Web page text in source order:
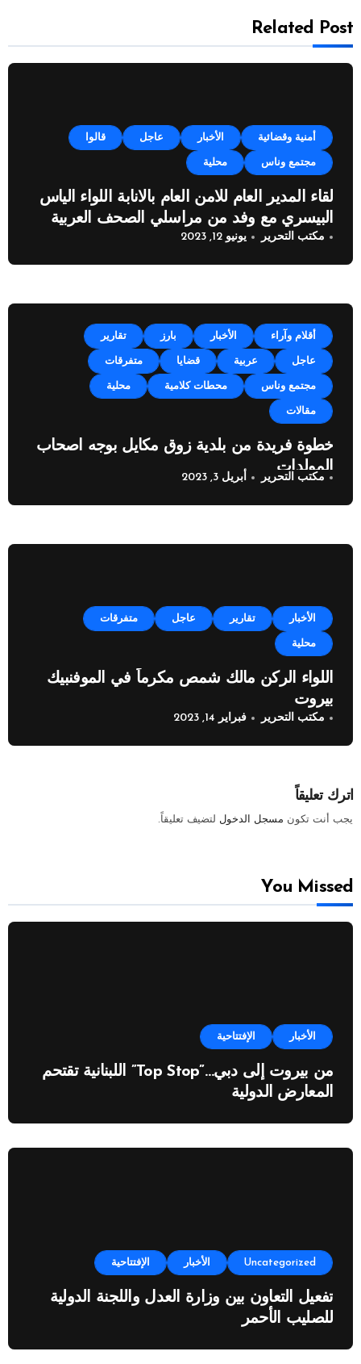
Related Post
أمنية وقضائية الأخبار عاجل قالوا
مجتمع وناس محلية
لقاء المدير العام للامن العام بالانابة اللواء الياس
البيسري مع وفد من مراسلي الصحف العربية
مكتب التحرير يونيو 12, 2023
أقلام وآراء الأخبار بارز تقارير
عاجل عربية قضايا متفرقات
مجتمع وناس محطات كلامية محلية
مقالات
خطوة فريدة من بلدية زوق مكايل بوجه اصحاب
المولدات
مكتب التحرير أبريل 3, 2023
الأخبار تقارير عاجل متفرقات
محلية
اللواء الركن مالك شمص مكرماً في الموفنبيك
بيروت
مكتب التحرير فبراير 14, 2023
اترك تعليقاً
يجب أنت تكون مسجل الدخول لتضيف تعليقاً.
You Missed
الأخبار الإفتتاحية
من بيروت إلى دبي…”Top Stop” اللبنانية تقتحم
المعارض الدولية
Uncategorized الأخبار الإفتتاحية
تفعيل التعاون بين وزارة العدل واللجنة الدولية
للصليب الأحمر